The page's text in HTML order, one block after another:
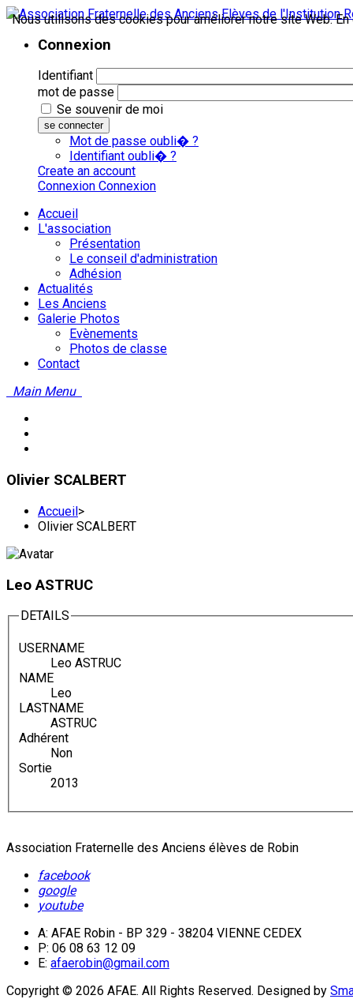
Connexion
Identifiant
mot de passe
Se souvenir de moi
se connecter
Mot de passe oubli� ?
Identifiant oubli� ?
Create an account
Connexion Connexion
Accueil
L'association
Présentation
Le conseil d'administration
Adhésion
Actualités
Les Anciens
Galerie Photos
Evènements
Photos de classe
Contact
Main Menu
Olivier SCALBERT
Accueil>
Olivier SCALBERT
Leo ASTRUC
DETAILS
USERNAME
Leo ASTRUC
NAME
Leo
LASTNAME
ASTRUC
Adhérent
Non
Sortie
2013
Association Fraternelle des Anciens élèves de Robin
facebook
google
youtube
A: AFAE Robin - BP 329 - 38204 VIENNE CEDEX
P: 06 08 63 12 09
E: afaerobin@gmail.com
Copyright © 2026 AFAE. All Rights Reserved. Designed by
Nous utilisons des cookies pour améliorer notre site Web.